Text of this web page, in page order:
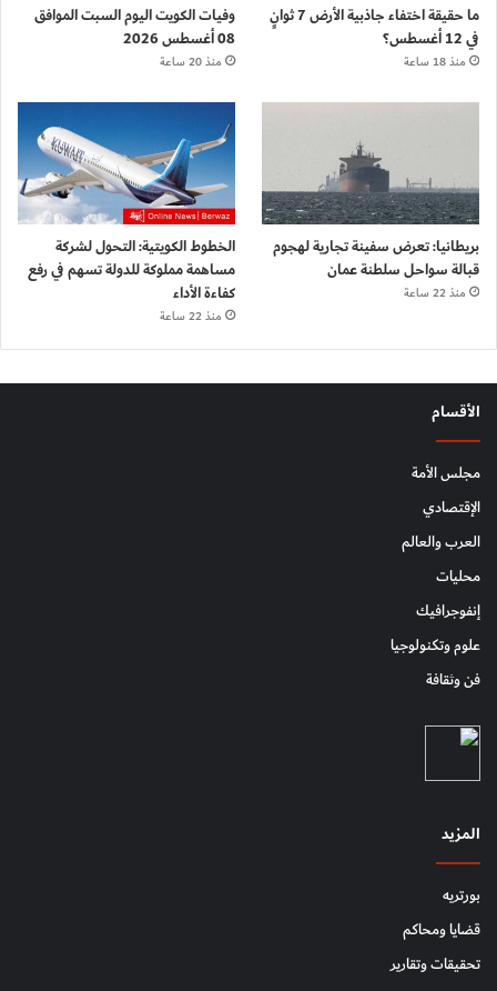
ما حقيقة اختفاء جاذبية الأرض 7 ثوانٍ
في 12 أغسطس؟
منذ 18 ساعة
وفيات الكويت اليوم السبت الموافق
08 أغسطس 2026
منذ 20 ساعة
بريطانيا: تعرض سفينة تجارية لهجوم
قبالة سواحل سلطنة عمان
منذ 22 ساعة
الخطوط الكويتية: التحول لشركة
مساهمة مملوكة للدولة تسهم في رفع
كفاءة الأداء
منذ 22 ساعة
الأقسام
مجلس الأمة
الإقتصادي
العرب والعالم
محليات
إنفوجرافيك
علوم وتكنولوجيا
فن وثقافة
المزيد
بورتريه
قضايا ومحاكم
تحقيقات وتقارير